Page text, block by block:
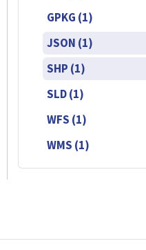
GPKG (1)
JSON (1)
SHP (1)
SLD (1)
WFS (1)
WMS (1)